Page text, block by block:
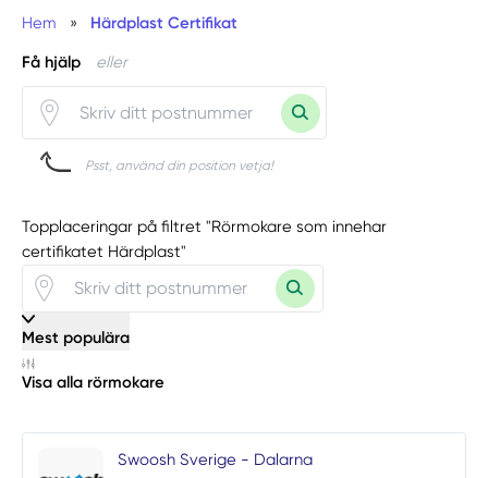
Hem
» Härdplast Certifikat
Få hjälp eller
Psst, använd din position vetja!
Topplaceringar på filtret "Rörmokare som innehar
certifikatet Härdplast"
Mest populära
Visa alla rörmokare
Swoosh Sverige - Dalarna